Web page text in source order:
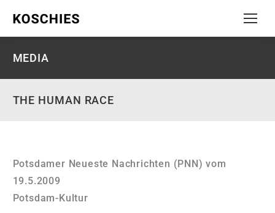
MEDIA
THE HUMAN RACE
Potsdamer Neueste Nachrichten (PNN) vom
19.5.2009
Potsdam-Kultur